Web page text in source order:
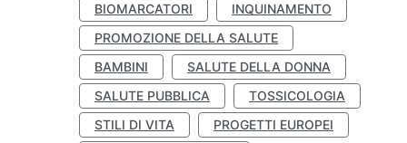
BIOMARCATORI
INQUINAMENTO
PROMOZIONE DELLA SALUTE
BAMBINI
SALUTE DELLA DONNA
SALUTE PUBBLICA
TOSSICOLOGIA
STILI DI VITA
PROGETTI EUROPEI